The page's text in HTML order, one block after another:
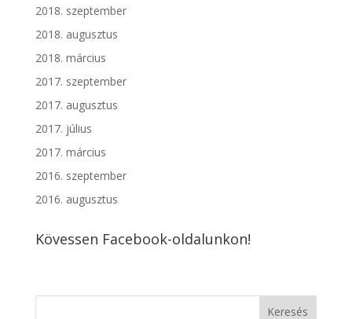
2018. szeptember
2018. augusztus
2018. március
2017. szeptember
2017. augusztus
2017. július
2017. március
2016. szeptember
2016. augusztus
Kövessen Facebook-oldalunkon!